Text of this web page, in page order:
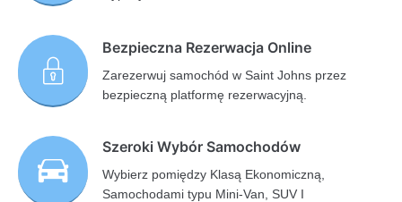
Bezpieczna Rezerwacja Online
Zarezerwuj samochód w Saint Johns przez
bezpieczną platformę rezerwacyjną.
Szeroki Wybór Samochodów
Wybierz pomiędzy Klasą Ekonomiczną,
Samochodami typu Mini-Van, SUV I